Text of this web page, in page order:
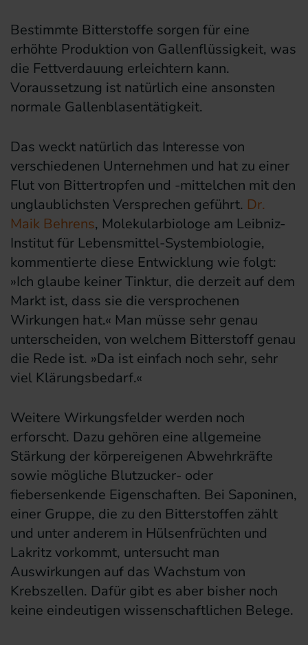
Bestimmte Bitterstoffe sorgen für eine
erhöhte Produktion von Gallenflüssigkeit, was
die Fettverdauung erleichtern kann.
Voraussetzung ist natürlich eine ansonsten
normale Gallenblasentätigkeit.
Das weckt natürlich das Interesse von
verschiedenen Unternehmen und hat zu einer
Flut von Bittertropfen und -mittelchen mit den
unglaublichsten Versprechen geführt. Dr.
Maik Behrens, Molekularbiologe am Leibniz-
Institut für Lebensmittel-Systembiologie,
kommentierte diese Entwicklung wie folgt:
»Ich glaube keiner Tinktur, die derzeit auf dem
Markt ist, dass sie die versprochenen
Wirkungen hat.« Man müsse sehr genau
unterscheiden, von welchem Bitterstoff genau
die Rede ist. »Da ist einfach noch sehr, sehr
viel Klärungsbedarf.«
Weitere Wirkungsfelder werden noch
erforscht. Dazu gehören eine allgemeine
Stärkung der körpereigenen Abwehrkräfte
sowie mögliche Blutzucker- oder
fiebersenkende Eigenschaften. Bei Saponinen,
einer Gruppe, die zu den Bitterstoffen zählt
und unter anderem in Hülsenfrüchten und
Lakritz vorkommt, untersucht man
Auswirkungen auf das Wachstum von
Krebszellen. Dafür gibt es aber bisher noch
keine eindeutigen wissenschaftlichen Belege.